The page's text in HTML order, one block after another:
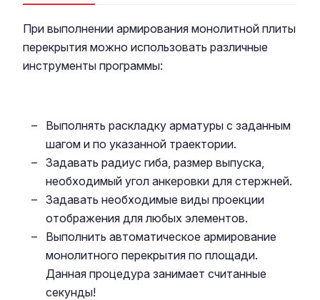
При выполнении армирования монолитной плиты
перекрытия можно использовать различные
инструменты программы:
Выполнять раскладку арматуры с заданным
шагом и по указанной траектории.
Задавать радиус гиба, размер выпуска,
необходимый угол анкеровки для стержней.
Задавать необходимые виды проекции
отображения для любых элементов.
Выполнить автоматическое армирование
монолитного перекрытия по площади.
Данная процедура занимает считанные
секунды!